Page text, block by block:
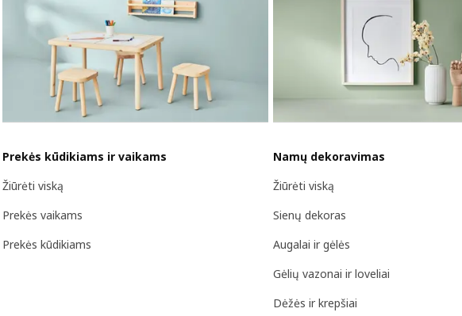
Prekės kūdikiams ir vaikams
Žiūrėti viską
Prekės vaikams
Prekės kūdikiams
Namų dekoravimas
Žiūrėti viską
Sienų dekoras
Augalai ir gėlės
Gėlių vazonai ir loveliai
Dėžės ir krepšiai